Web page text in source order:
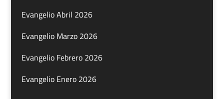
Evangelio Abril 2026
Evangelio Marzo 2026
Evangelio Febrero 2026
Evangelio Enero 2026